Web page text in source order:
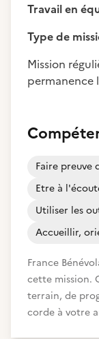
Travail en
Type de
Mission
permanence
Faire
Etre à
Utiliser les
Accueillir,
France
cette mission.
terrain, de
corde à votre